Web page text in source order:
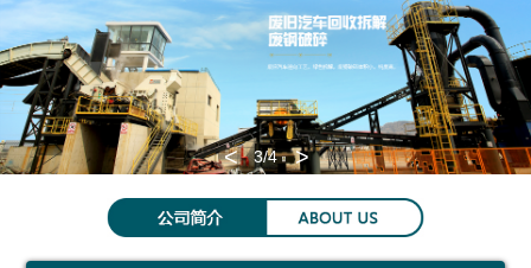
概
况
广
文
化
作
客
户
系
们
集
成
系
废
无
害
化
置
旧
汽
车
拆
解
旧
家
电
拆
解
普
售
招
标
程
招
标
司
OA
环保科普
环
保 普
参
观
3/4
< >